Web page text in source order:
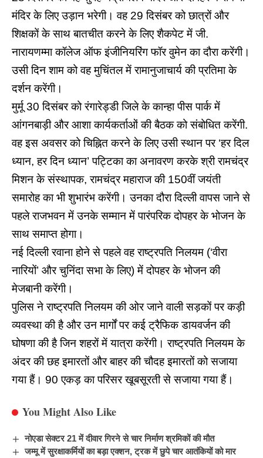
मंदिर के लिए उड़ान भरेगी। वह 29 दिसंबर को छात्रों और
शिक्षकों के साथ बातचीत करने के लिए शैकपेट में जी.
नारायणम्मा कॉलेज ऑफ इंजीनियरिंग फॉर वुमेन का दौरा करेंगी।
उसी दिन शाम को वह मुचिंतल में रामानुजाचार्य की प्रतिमा के
दर्शन करेंगी।
मुर्मू 30 दिसंबर को रंगारेड्डी जिले के कान्हा पीस पार्क में
आंगनबाड़ी और आशा कार्यकर्ताओं की बैठक को संबोधित करेंगी.
वह इस अवसर को चिह्नित करने के लिए उसी स्थान पर ‘हर दिल
ध्यान, हर दिन ध्यान’ पट्टिका का अनावरण करके श्री रामचंद्र
मिशन के संस्थापक, रामचंद्र महाराज की 150वीं जयंती
समारोह का भी शुभारंभ करेंगी। उनका दौरा दिल्ली वापस जाने से
पहले राजभवन में उनके सम्मान में पारंपरिक दोपहर के भोजन के
साथ समाप्त होगा।
नई दिल्ली रवाना होने से पहले वह राष्ट्रपति निलयम (‘वीरा
नारियों’ और चुनिंदा सभा के लिए) में दोपहर के भोजन की
मेजबानी करेंगी।
पुलिस ने राष्ट्रपति निलयम की ओर जाने वाली सड़कों पर कड़ी
व्यवस्था की है और उन मार्गों पर कई ट्रैफिक डायवर्जन की
घोषणा की है जिन शहरों में यात्रा करेंगी। राष्ट्रपति निलयम के
अंदर की छह इमारतों और बाहर की चौदह इमारतों को सजाया
गया हैं। 90 एकड़ का परिसर खूबसूरती से सजाया गया हैं।
You Might Also Like
नोएडा सेक्टर 21 में दीवार गिरने से चार निर्माण श्रमिकों की मौत
जम्मू में सुरक्षाकर्मियों का बड़ा एक्शन, ट्रक में छुपे चार आतंकियों को मार